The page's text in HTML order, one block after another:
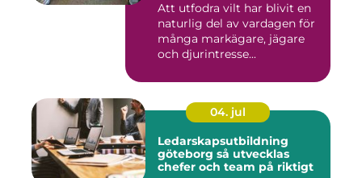
Att utfodra vilt har blivit en
naturlig del av vardagen för
många markägare, jägare
och djurintresse...
04. jul
Ledarskapsutbildning
göteborg så utvecklas
chefer och team på riktigt